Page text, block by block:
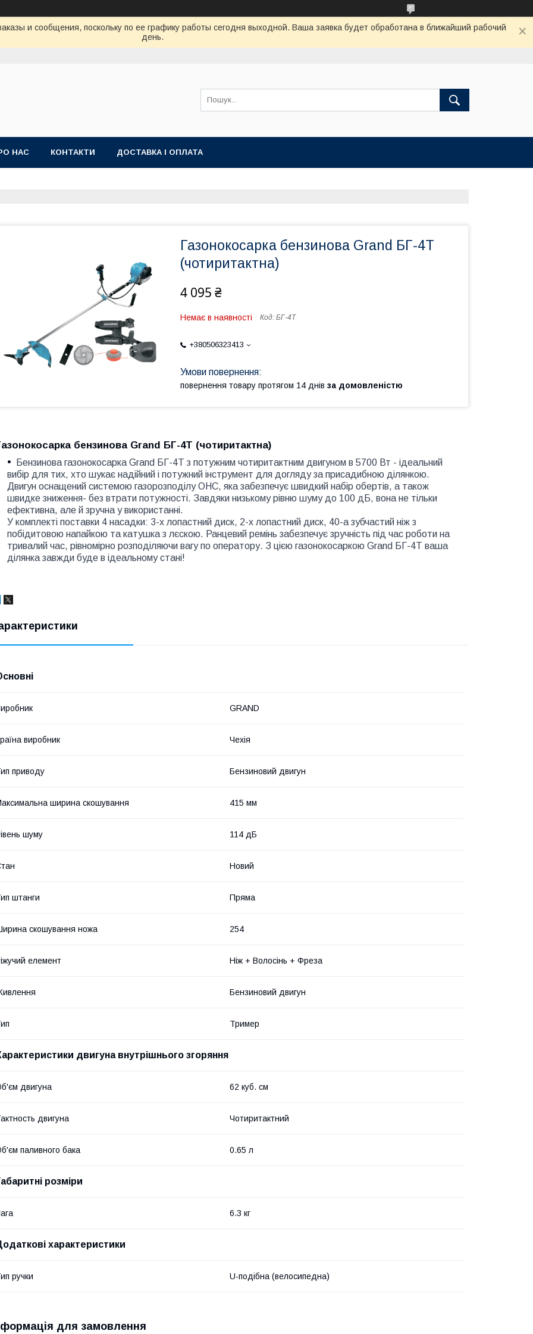
и сообщения, поскольку по ее графику работы сегодня выходной. Ваша заявка будет обработана в ближайший рабочий
день.
НАС КОНТАКТИ ДОСТАВКА І ОПЛАТА
Газонокосарка бензинова Grand БГ-4Т
(чотиритактна)
4 095 ₴
Немає в наявності Код: БГ-4Т
+380506323413
повернення товару протягом 14 днів за домовленістю
бензинова Grand БГ-4Т (чотиритактна)
Бензинова газонокосарка Grand БГ-4T з потужним чотиритактним двигуном в 5700 Вт - ідеальний
вибір для тих, хто шукає надійний і потужний інструмент для догляду за присадибною ділянкою.
Двигун оснащений системою газорозподілу OHC, яка забезпечує швидкий набір обертів, а також
швидке зниження- без втрати потужності. Завдяки низькому рівню шуму до 100 дБ, вона не тільки
ефективна, але й зручна у використанні.
У комплекті поставки 4 насадки: 3-х лопастний диск, 2-х лопастний диск, 40-а зубчастий ніж з
побідитовою напайкою та катушка з лєскою. Ранцевий ремінь забезпечує зручність під час роботи на
тривалий час, рівномірно розподіляючи вагу по оператору. З цією газонокосаркою Grand БГ-4T ваша
ділянка завжди буде в ідеальному стані!
GRAND
виробник Чехія
приводу Бензиновий двигун
ширина скошування 415 мм
шуму 114 дБ
Новий
штанги Пряма
скошування ножа 254
елемент Ніж + Волосінь + Фреза
Бензиновий двигун
Тример
двигуна внутрішнього згоряння
двигуна 62 куб. см
двигуна Чотиритактний
паливного бака 0.65 л
розміри
6.3 кг
характеристики
ручки U-подібна (велосипедна)
для замовлення